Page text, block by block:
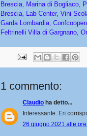
Brescia, Marina di Bogliaco,
Brescia, Lab Center, Vini
Garda Lombardia,
Feltrinelli Villa di Gargnano,
1 commento:
Claudio ha detto...
Interessante. Eri
26 giugno 2021 alle